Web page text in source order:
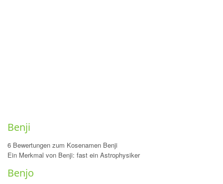
Benji
6 Bewertungen zum Kosenamen Benji
Ein Merkmal von Benji: fast ein Astrophysiker
Benjo